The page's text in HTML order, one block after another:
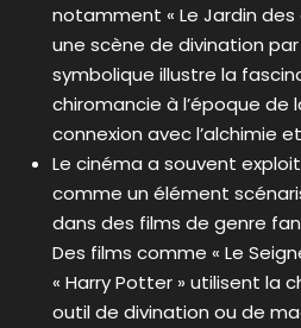
notamment « Le Jardin
une scène de divination
symbolique illustre la
chiromancie à l’époque de
connexion avec l’alchimie
Le cinéma a souvent
comme un élément
dans des films de genre
Des films comme « Le
« Harry Potter » utilisent la
outil de divination ou de